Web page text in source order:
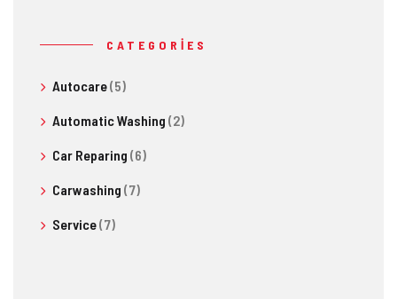
CATEGORIES
Autocare(5)
Automatic Washing (2)
Car Reparing (6)
Carwashing (7)
Service(7)